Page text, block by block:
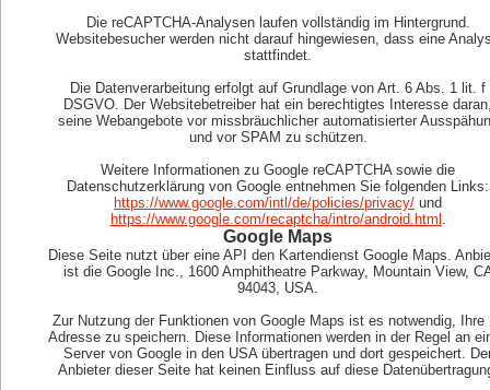
Die reCAPTCHA-Analysen laufen vollständig im Hintergrund.
Websitebesucher werden nicht darauf hingewiesen, dass eine
stattfindet.
Die Datenverarbeitung erfolgt auf Grundlage von Art. 6 Abs. 1 lit. f
DSGVO. Der Websitebetreiber hat ein berechtigtes Interesse
seine Webangebote vor missbräuchlicher automatisierter
und vor SPAM zu schützen.
Weitere Informationen zu Google reCAPTCHA sowie die
Datenschutzerklärung von Google entnehmen Sie folgenden Links:
https://www.google.com/intl/de/policies/privacy/ und
https://www.google.com/recaptcha/intro/android.html .
Google Maps
Diese Seite nutzt über eine API den Kartendienst Google Maps.
ist die Google Inc., 1600 Amphitheatre Parkway, Mountain View,
94043, USA.
Zur Nutzung der Funktionen von Google Maps ist es notwendig, Ihre
Adresse zu speichern. Diese Informationen werden in der Regel an
Server von Google in den USA übertragen und dort gespeichert.
Anbieter dieser Seite hat keinen Einfluss auf diese